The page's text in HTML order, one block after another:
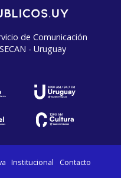
de Comunicación
- Uruguay
Institucional Contacto